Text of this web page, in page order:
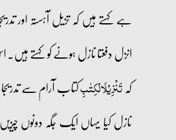
ہے کہتے ہیں کہ تزیل آہستہ اور
انزل دفعتا نازل ہونے کو کہتے ہیں۔
کہتَنۡزِیۡلُالۡکِتٰبِکتاب آرام سے
نازل کیا یہاں ایک جگہ دونوں